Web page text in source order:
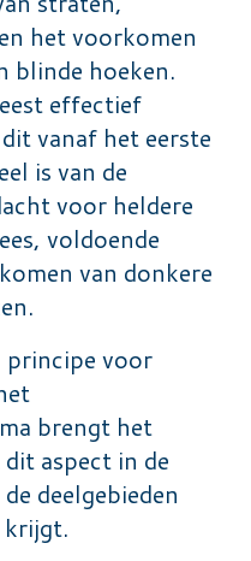
het voorkomen
blinde hoeken.
effectief
vanaf het eerste
is van de
voor heldere
voldoende
van donkere
principe voor
brengt het
aspect in de
deelgebieden
krijgt.